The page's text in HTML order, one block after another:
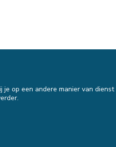
op een andere manier van dienst